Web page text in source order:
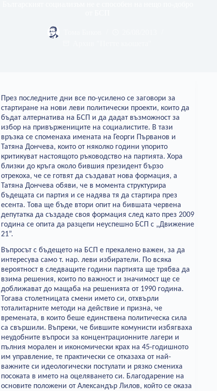
През последните дни все по-усилено се заговори за
стартиране на нови леви политически проекти, които да
бъдат алтернатива на БСП и да дадат възможност за
избор на привържениците на социалистите. В тази
връзка се споменаха имената на Георги Първанов и
Татяна Дончева, които от няколко години упорито
критикуват настоящото ръководство на партията. Хора
близки до кръга около бившия президент бързо
отрекоха, че се готвят да създават нова формация, а
Татяна Дончева обяви, че в момента структурира
бъдещата си партия и се надява тя да стартира през
есента. Това ще бъде втори опит на бившата червена
депутатка да създаде своя формация след като през 2009
година се опита да разцепи неуспешно БСП с „Движение
21”.
Въпросът с бъдещето на БСП е прекалено важен, за да
интересува само т. нар. леви избиратели. По всяка
вероятност в следващите години партията ще трябва да
взима решения, които по важност и значимост ще се
доближават до мащаба на решенията от 1990 година.
Тогава столетницата смени името си, отхвърли
тоталитарните методи на действие и призна, че
времената, в които беше единствена политическа сила
са свършили. Въпреки, че бившите комунисти избягваха
неудобните въпроси за концентрационните лагери и
пълния морален и икономически крах на 45-годишното
им управление, те практически се отказаха от най-
важните си идеологически постулати и рязко смениха
посоката в името на оцеляването си. Благодарение на
основите положени от Александър Лилов, който се оказа